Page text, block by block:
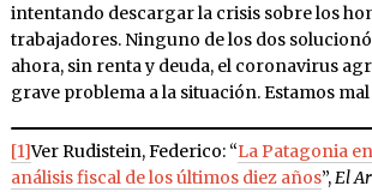
intentando descargar la crisis sobre los
trabajadores. Ninguno de los dos
ahora, sin renta y deuda, el coronavirus
grave problema a la situación. Estamos
[1]Ver Rudistein, Federico: “La Patagonia
análisis fiscal de los últimos diez años”,El